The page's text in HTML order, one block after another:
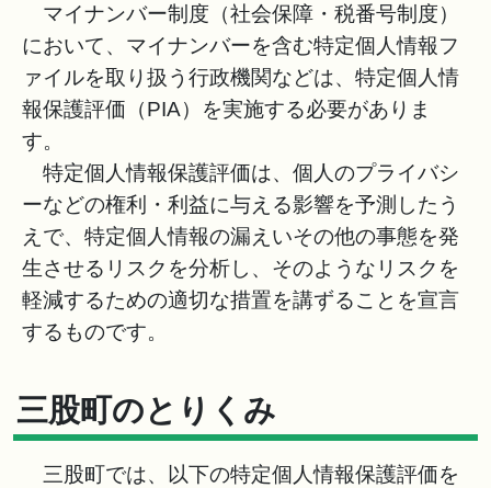
マイナンバー制度（社会保障・税番号制度）
において、マイナンバーを含む特定個人情報フ
ァイルを取り扱う行政機関などは、特定個人情
報保護評価（PIA）を実施する必要がありま
す。
特定個人情報保護評価は、個人のプライバシ
ーなどの権利・利益に与える影響を予測したう
えで、特定個人情報の漏えいその他の事態を発
生させるリスクを分析し、そのようなリスクを
軽減するための適切な措置を講ずることを宣言
するものです。
三股町のとりくみ
三股町では、以下の特定個人情報保護評価を